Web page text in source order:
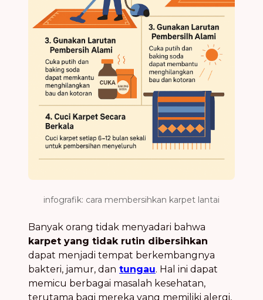
infografik: cara membersihkan karpet lantai
Banyak orang tidak menyadari bahwa
karpet yang tidak rutin dibersihkan
dapat menjadi tempat berkembangnya
bakteri, jamur, dan tungau. Hal ini dapat
memicu berbagai masalah kesehatan,
terutama bagi mereka yang memiliki alergi,